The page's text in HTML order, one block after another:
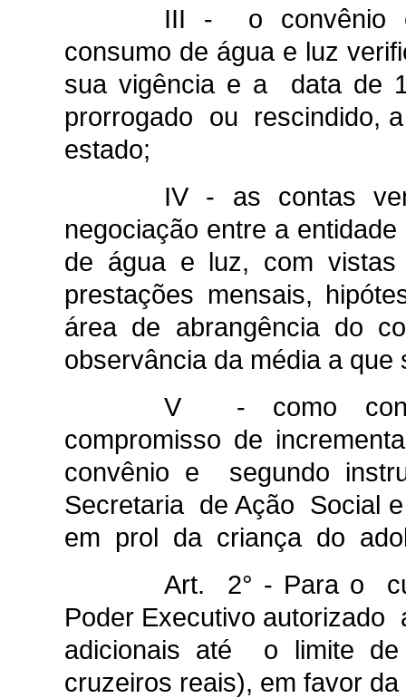
III - o convênio
consumo de água e luz
sua vigência e a data
prorrogado ou rescindido,
estado;
IV - as contas
negociação entre a
de água e luz, com
prestações mensais,
área de abrangência do
observância da média a que
V - como
compromisso de
convênio e segundo
Secretaria de Ação Social
em prol da criança do
Art. 2° - Para o
Poder Executivo
adicionais até o limite
cruzeiros reais), em favor